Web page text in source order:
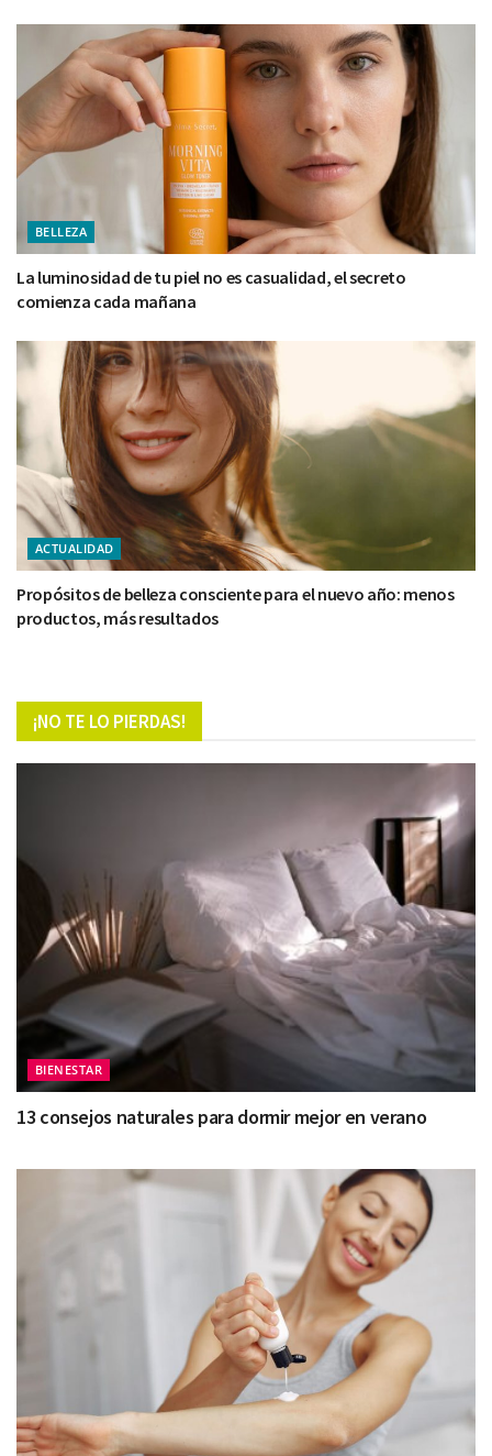
BELLEZA
La luminosidad de tu piel no es casualidad, el secreto
comienza cada mañana
ACTUALIDAD
Propósitos de belleza consciente para el nuevo año: menos
productos, más resultados
¡NO TE LO PIERDAS!
BIENESTAR
13 consejos naturales para dormir mejor en verano